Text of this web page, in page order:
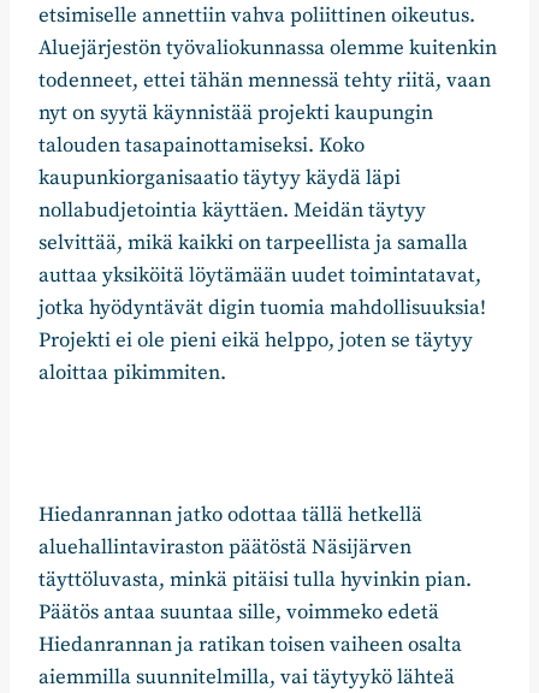
etsimiselle annettiin vahva poliittinen oikeutus.
Aluejärjestön työvaliokunnassa olemme kuitenkin
todenneet, ettei tähän mennessä tehty riitä, vaan
nyt on syytä käynnistää projekti kaupungin
talouden tasapainottamiseksi. Koko
kaupunkiorganisaatio täytyy käydä läpi
nollabudjetointia käyttäen. Meidän täytyy
selvittää, mikä kaikki on tarpeellista ja samalla
auttaa yksiköitä löytämään uudet toimintatavat,
jotka hyödyntävät digin tuomia mahdollisuuksia!
Projekti ei ole pieni eikä helppo, joten se täytyy
aloittaa pikimmiten.
Hiedanrannan jatko odottaa tällä hetkellä
aluehallintaviraston päätöstä Näsijärven
täyttöluvasta, minkä pitäisi tulla hyvinkin pian.
Päätös antaa suuntaa sille, voimmeko edetä
Hiedanrannan ja ratikan toisen vaiheen osalta
aiemmilla suunnitelmilla, vai täytyykö lähteä